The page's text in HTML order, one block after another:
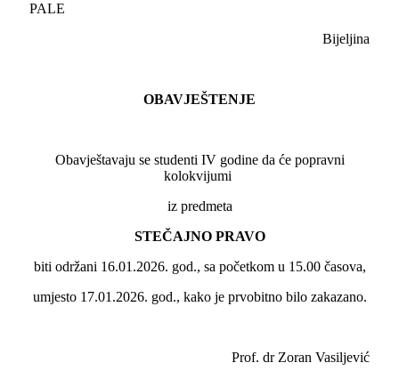
PALE
Bijeljina
OBAVJEŠTENJE
Obavještavaju se studenti IV godine da će popravni
kolokvijumi
iz predmeta
STEČAJNO PRAVO
biti održani 16.01.2026. god., sa početkom u 15.00 časova,
umjesto 17.01.2026. god., kako je prvobitno bilo zakazano.
Prof. dr Zoran Vasiljević